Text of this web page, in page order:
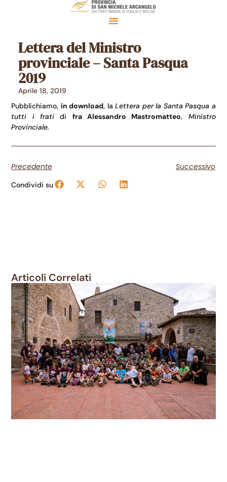
Lettera del Ministro
provinciale – Santa Pasqua
2019
Aprile 18, 2019
Pubblichiamo, in download, laLettera per la Santa Pasqua a
tutti i frati di fra Alessandro Mastromatteo, Ministro
Provinciale.
Precedente Successivo
Condividi su
Articoli Correlati